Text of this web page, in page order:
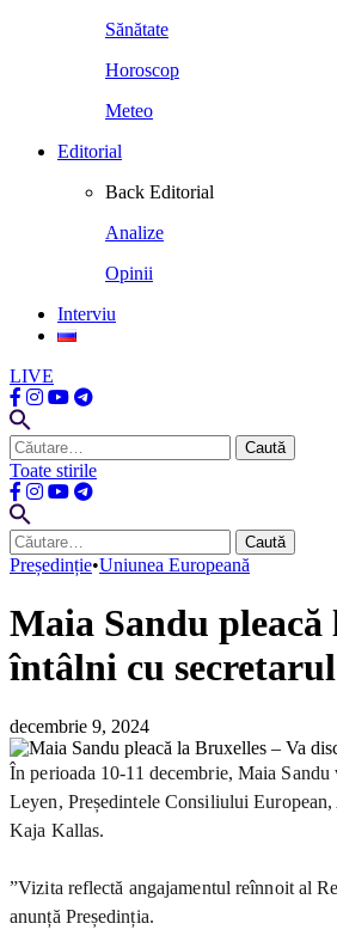
Sănătate
Horoscop
Meteo
Editorial
Back Editorial
Analize
Opinii
Interviu
LIVE
Caută
după:
Toate stirile
Caută
după:
Președinție•Uniunea Europeană
Maia Sandu pleacă
întâlni cu
decembrie 9, 2024
În perioada 10-11 decembrie, Maia
Leyen, Președintele Consiliului
Kaja Kallas.
”Vizita reflectă angajamentul reînnoit al
anunță Președinția.